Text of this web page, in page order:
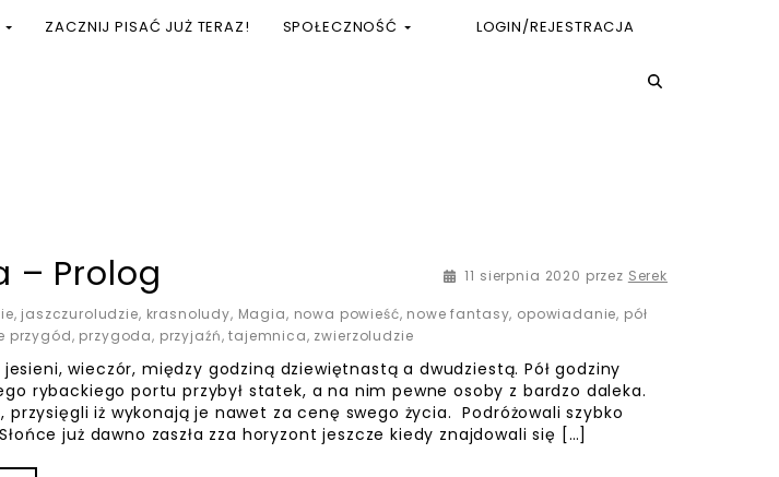
ZACZNIJ PISAĆ JUŻ TERAZ! SPOŁECZNOŚĆ LOGIN/REJESTRACJA
– Prolog 11 sierpnia 2020 27 sierpnia 2020
przez Serek
, jaszczuroludzie, krasnoludy, Magia, nowa powieść, nowe fantasy, opowiadanie, pół
przygód, przygoda, przyjaźń,tajemnica, zwierzoludzie
wieczór, między godziną dziewiętnastą a dwudziestą. Pół godziny
rybackiego portu przybył statek, a na nim pewne osoby z bardzo daleka.
przysięgli iż wykonają je nawet za cenę swego życia. Podróżowali szybko
już dawno zaszła zza horyzont jeszcze kiedy znajdowali się […]